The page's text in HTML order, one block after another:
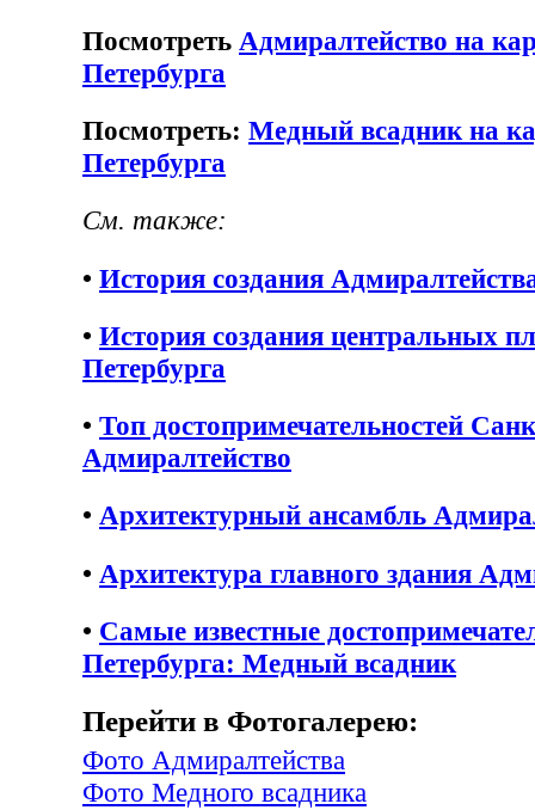
Посмотреть Адмиралтейство на
Петербурга
Посмотреть: Медный всадник на
Петербурга
См. также:
• История создания
• История создания центральных
Петербурга
• Топ достопримечательностей
Адмиралтейство
• Архитектурный ансамбль
• Архитектура главного здания
• Самые известные
Петербурга: Медный всадник
Перейти в Фотогалерею:
Фото Адмиралтейства
Фото Медного всадника